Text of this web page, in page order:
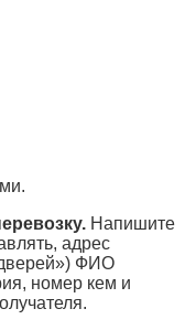
Напишите
адрес
ФИО
номер кем и